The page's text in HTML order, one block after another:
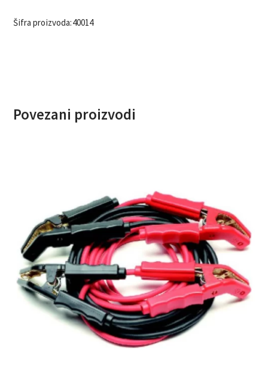
Šifra proizvoda:40014
Povezani proizvodi